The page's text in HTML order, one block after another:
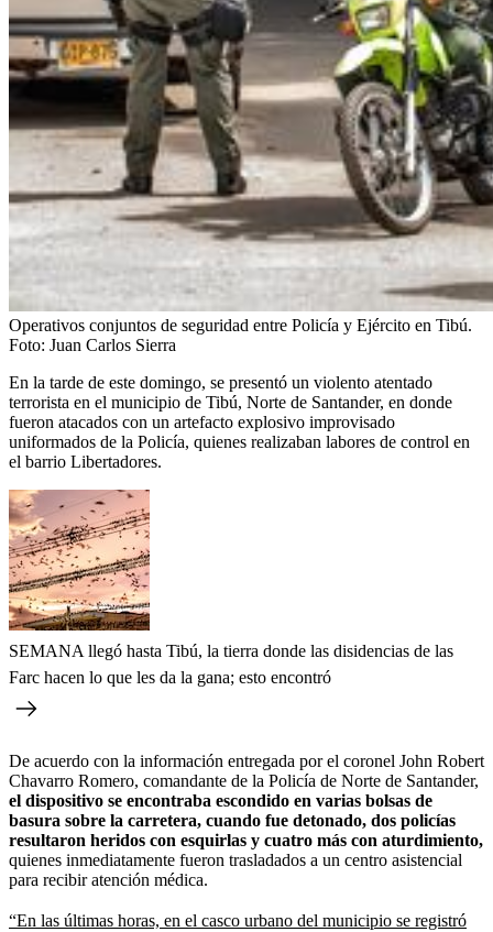
Operativos conjuntos de seguridad entre Policía y Ejército en Tibú.
Foto: Juan Carlos Sierra
En la tarde de este domingo, se presentó un violento atentado
terrorista en el municipio de Tibú, Norte de Santander, en donde
fueron atacados con un artefacto explosivo improvisado
uniformados de la Policía, quienes realizaban labores de control en
el barrio Libertadores.
SEMANA llegó hasta Tibú, la tierra donde las disidencias de las
Farc hacen lo que les da la gana; esto encontró
De acuerdo con la información entregada por el coronel John Robert
Chavarro Romero, comandante de la Policía de Norte de Santander,
el dispositivo se encontraba escondido en varias bolsas de
basura sobre la carretera, cuando fue detonado, dos policías
resultaron heridos con esquirlas y cuatro más con aturdimiento,
quienes inmediatamente fueron trasladados a un centro asistencial
para recibir atención médica.
“En las últimas horas, en el casco urbano del municipio se registró